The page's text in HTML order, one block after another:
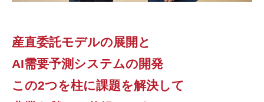
産直委託モデルの展開と
AI需要予測システムの開発
この2つを柱に課題を解決して